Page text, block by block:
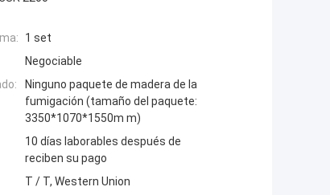
1 set
Negociable
Ninguno paquete de madera de la
fumigación (tamaño del paquete:
3350*1070*1550m m)
10 días laborables después de
reciben su pago
T / T, Western Union